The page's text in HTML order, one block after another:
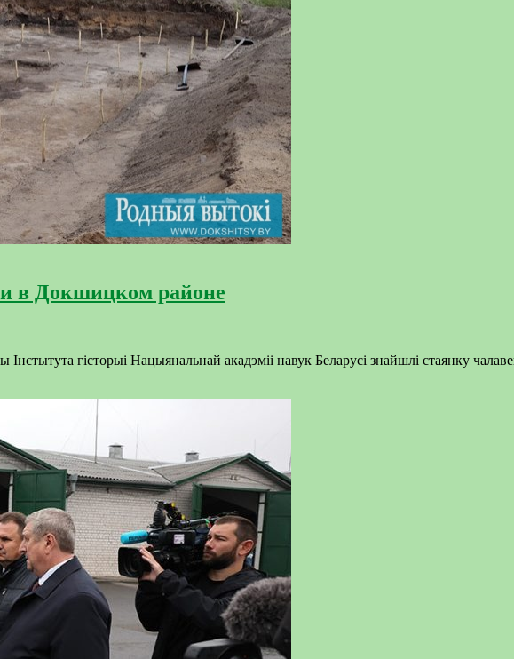
в Докшицком районе
гісторыі Нацыянальнай акадэміі навук Беларусі знайшлі стаянку